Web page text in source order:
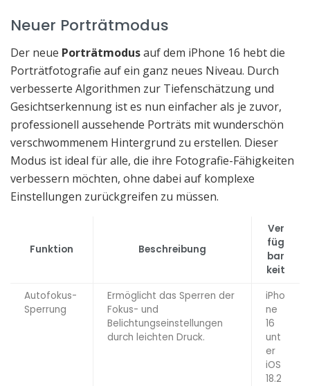
Neuer Porträtmodus
Der neue Porträtmodusauf dem iPhone 16 hebt die
Porträtfotografie auf ein ganz neues Niveau. Durch
verbesserte Algorithmen zur Tiefenschätzung und
Gesichtserkennung ist es nun einfacher als je zuvor,
professionell aussehende Porträts mit wunderschön
verschwommenem Hintergrund zu erstellen. Dieser
Modus ist ideal für alle, die ihre Fotografie-Fähigkeiten
verbessern möchten, ohne dabei auf komplexe
Einstellungen zurückgreifen zu müssen.
Funktion Beschreibung
Ver
füg
bar
keit
Autofokus-
Sperrung
Ermöglicht das Sperren der
Fokus- und
Belichtungseinstellungen
durch leichten Druck.
iPho
ne
16
unt
er
iOS
18.2